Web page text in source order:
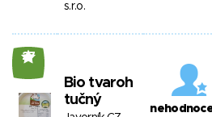
s.r.o.
27
Bio tvaroh
tučný